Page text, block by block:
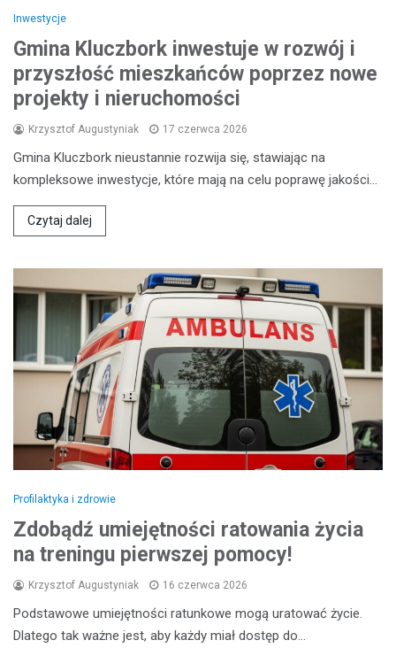
Inwestycje
Gmina Kluczbork inwestuje w rozwój i
przyszłość mieszkańców poprzez nowe
projekty i nieruchomości
Krzysztof Augustyniak 17 czerwca 2026
Gmina Kluczbork nieustannie rozwija się, stawiając na
kompleksowe inwestycje, które mają na celu poprawę jakości…
Czytaj dalej
Profilaktyka i zdrowie
Zdobądź umiejętności ratowania życia
na treningu pierwszej pomocy!
Krzysztof Augustyniak 16 czerwca 2026
Podstawowe umiejętności ratunkowe mogą uratować życie.
Dlatego tak ważne jest, aby każdy miał dostęp do…